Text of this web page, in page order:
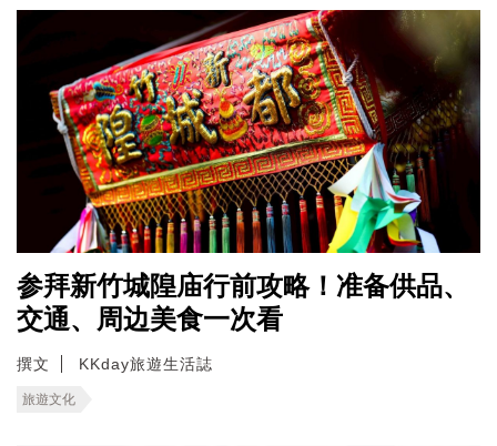
参拜新竹城隍庙行前攻略！准备供品、
交通、周边美食一次看
撰文 KKday旅遊生活誌
旅遊文化